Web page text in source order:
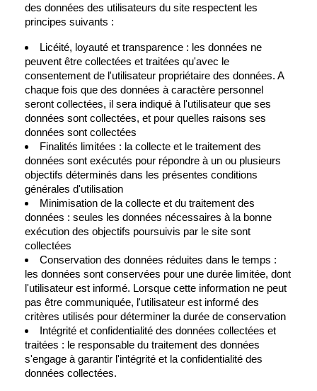
des données des utilisateurs du site respectent les
principes suivants :
Licéité, loyauté et transparence : les données ne
peuvent être collectées et traitées qu'avec le
consentement de l'utilisateur propriétaire des données. A
chaque fois que des données à caractère personnel
seront collectées, il sera indiqué à l'utilisateur que ses
données sont collectées, et pour quelles raisons ses
données sont collectées
Finalités limitées : la collecte et le traitement des
données sont exécutés pour répondre à un ou plusieurs
objectifs déterminés dans les présentes conditions
générales d'utilisation
Minimisation de la collecte et du traitement des
données : seules les données nécessaires à la bonne
exécution des objectifs poursuivis par le site sont
collectées
Conservation des données réduites dans le temps :
les données sont conservées pour une durée limitée, dont
l'utilisateur est informé. Lorsque cette information ne peut
pas être communiquée, l'utilisateur est informé des
critères utilisés pour déterminer la durée de conservation
Intégrité et confidentialité des données collectées et
traitées : le responsable du traitement des données
s'engage à garantir l'intégrité et la confidentialité des
données collectées.